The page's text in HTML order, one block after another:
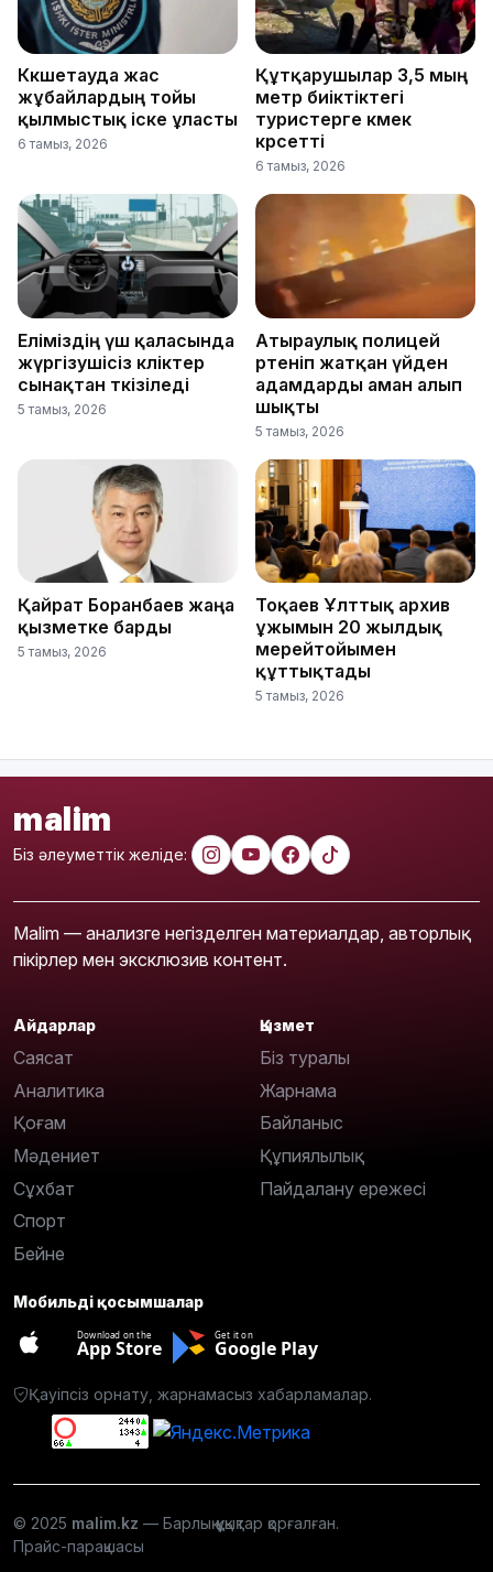
Көкшетауда жас
жұбайлардың тойы
қылмыстық іске ұласты
6 тамыз, 2026
Құтқарушылар 3,5 мың
метр биіктіктегі
туристерге көмек
көрсетті
6 тамыз, 2026
Еліміздің үш қаласында
жүргізушісіз көліктер
сынақтан өткізіледі
5 тамыз, 2026
Атыраулық полицей
өртеніп жатқан үйден
адамдарды аман алып
шықты
5 тамыз, 2026
Қайрат Боранбаев жаңа
қызметке барды
5 тамыз, 2026
Тоқаев Ұлттық архив
ұжымын 20 жылдық
мерейтойымен
құттықтады
5 тамыз, 2026
malim
Біз әлеуметтік желіде:
Malim — анализге негізделген материалдар, авторлық
пікірлер мен эксклюзив контент.
Айдарлар
Саясат
Аналитика
Қоғам
Мәдениет
Сұхбат
Спорт
Бейне
Қызмет
Біз туралы
Жарнама
Байланыс
Құпиялылық
Пайдалану ережесі
Мобильді қосымшалар
Download on the
App Store
Get it on
Google Play
Қауіпсіз орнату, жарнамасыз хабарламалар.
© 2025 malim.kz — Барлық құқықтар қорғалған.
Прайс-парақшасы